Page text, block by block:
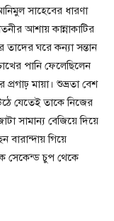
সাহেবের ধারণা
আশায় কান্নাকাটির
ঘরে কন্যা সন্তান
পানি ফেলেছিলেন
মায়া। শুভ্রতা বেশ
যেতেই তাকে নিজের
সামান্য বেজিয়ে দিয়ে
বারান্দায় গিয়ে
সেকেন্ড চুপ থেকে